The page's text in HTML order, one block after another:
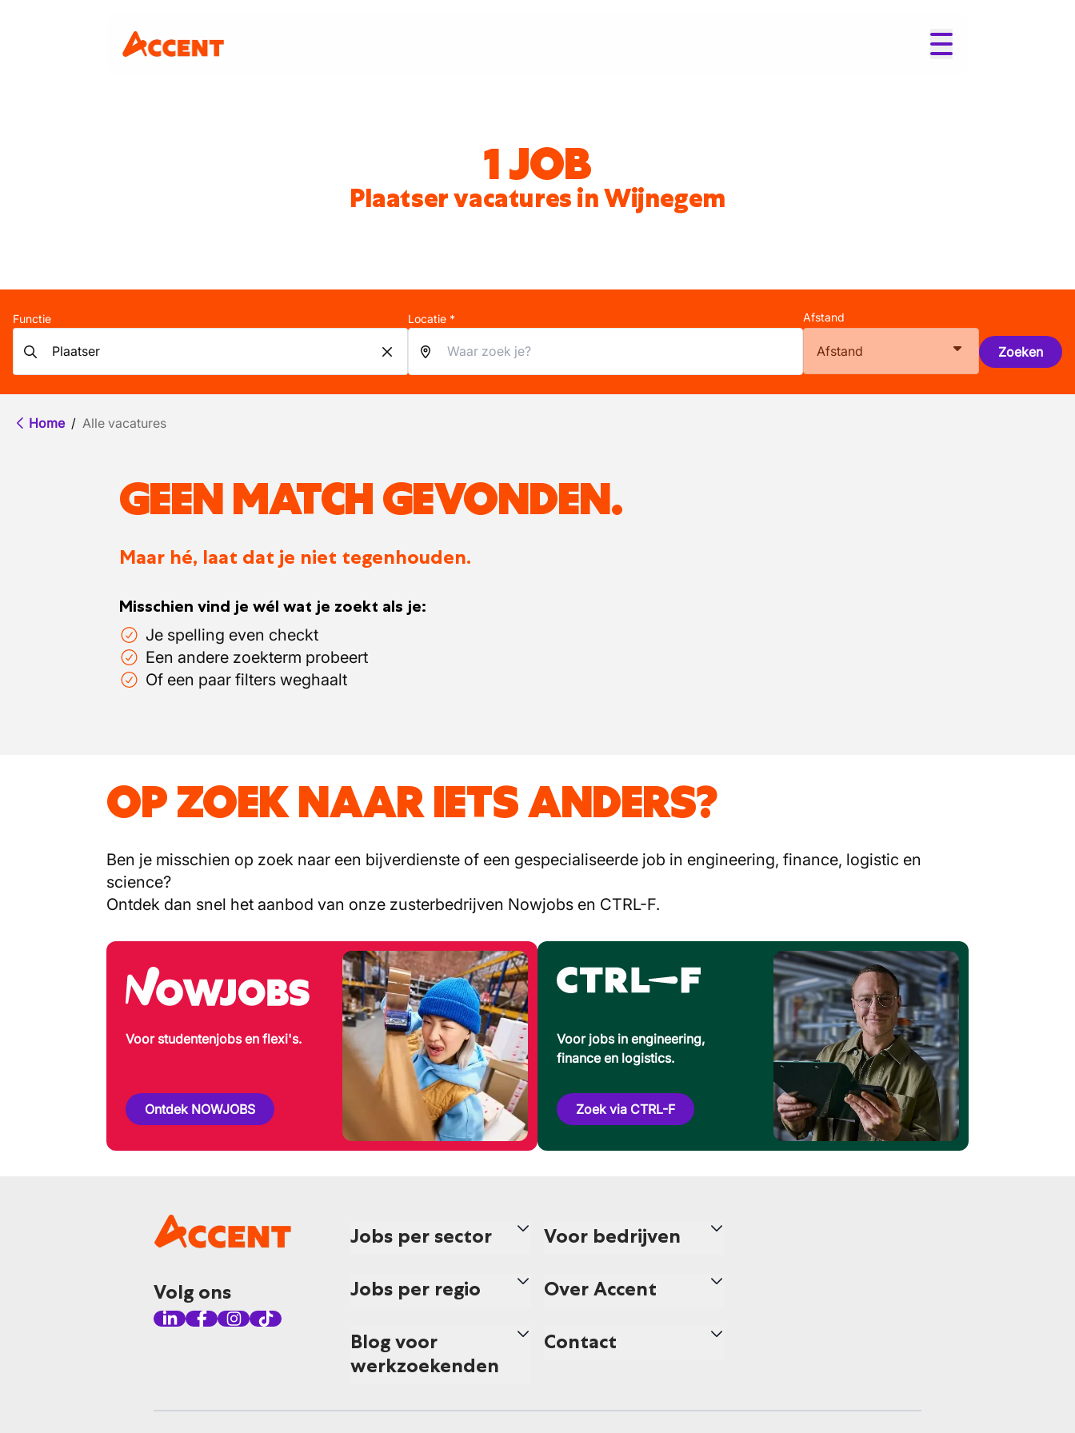
1 JOB
Plaatser vacatures in Wijnegem
Functie Locatie * Afstand
Afstand Zoeken
Home / Alle vacatures
GEEN MATCH GEVONDEN.
Maar hé, laat dat je niet tegenhouden.
Misschien vind je wél wat je zoekt als je:
Je spelling even checkt
Een andere zoekterm probeert
Of een paar filters weghaalt
OP ZOEK NAAR IETS ANDERS?
Ben je misschien op zoek naar een bijverdienste of een gespecialiseerde job in engineering, finance, logistic en
science?
Ontdek dan snel het aanbod van onze zusterbedrijven Nowjobs en CTRL-F.
Voor studentenjobs en flexi's.
Ontdek NOWJOBS
Voor jobs in engineering,
finance en logistics.
Zoek via CTRL-F
Volg ons
Jobs per sector
Jobs per regio
Blog voor
werkzoekenden
Voor bedrijven
Over Accent
Contact